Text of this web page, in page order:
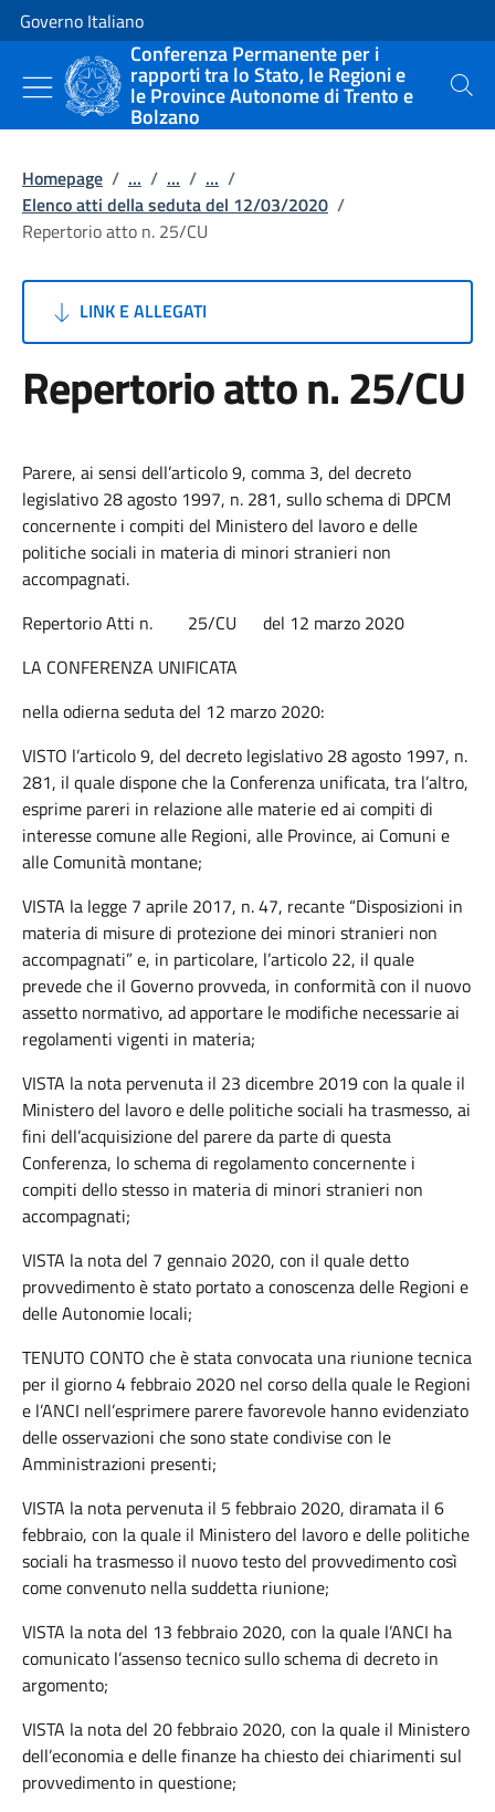
Vai al contenuto
Vai alla navigazione del sito
Governo Italiano
Conferenza Permanente per i
rapporti tra lo Stato, le Regioni e
le Province Autonome di Trento e
Bolzano
Cerca
Homepage / ... / ... / ... /
Elenco atti della seduta del 12/03/2020 /
Repertorio atto n. 25/CU
LINK E ALLEGATI
Repertorio atto n. 25/CU
Parere, ai sensi dell’articolo 9, comma 3, del decreto
legislativo 28 agosto 1997, n. 281, sullo schema di DPCM
concernente i compiti del Ministero del lavoro e delle
politiche sociali in materia di minori stranieri non
accompagnati.
Repertorio Atti n. 25/CU del 12 marzo 2020
LA CONFERENZA UNIFICATA
nella odierna seduta del 12 marzo 2020:
VISTO l’articolo 9, del decreto legislativo 28 agosto 1997, n.
281, il quale dispone che la Conferenza unificata, tra l’altro,
esprime pareri in relazione alle materie ed ai compiti di
interesse comune alle Regioni, alle Province, ai Comuni e
alle Comunità montane;
VISTA la legge 7 aprile 2017, n. 47, recante “Disposizioni in
materia di misure di protezione dei minori stranieri non
accompagnati” e, in particolare, l’articolo 22, il quale
prevede che il Governo provveda, in conformità con il nuovo
assetto normativo, ad apportare le modifiche necessarie ai
regolamenti vigenti in materia;
VISTA la nota pervenuta il 23 dicembre 2019 con la quale il
Ministero del lavoro e delle politiche sociali ha trasmesso, ai
fini dell’acquisizione del parere da parte di questa
Conferenza, lo schema di regolamento concernente i
compiti dello stesso in materia di minori stranieri non
accompagnati;
VISTA la nota del 7 gennaio 2020, con il quale detto
provvedimento è stato portato a conoscenza delle Regioni e
delle Autonomie locali;
TENUTO CONTO che è stata convocata una riunione tecnica
per il giorno 4 febbraio 2020 nel corso della quale le Regioni
e l’ANCI nell’esprimere parere favorevole hanno evidenziato
delle osservazioni che sono state condivise con le
Amministrazioni presenti;
VISTA la nota pervenuta il 5 febbraio 2020, diramata il 6
febbraio, con la quale il Ministero del lavoro e delle politiche
sociali ha trasmesso il nuovo testo del provvedimento così
come convenuto nella suddetta riunione;
VISTA la nota del 13 febbraio 2020, con la quale l’ANCI ha
comunicato l’assenso tecnico sullo schema di decreto in
argomento;
VISTA la nota del 20 febbraio 2020, con la quale il Ministero
dell’economia e delle finanze ha chiesto dei chiarimenti sul
provvedimento in questione;